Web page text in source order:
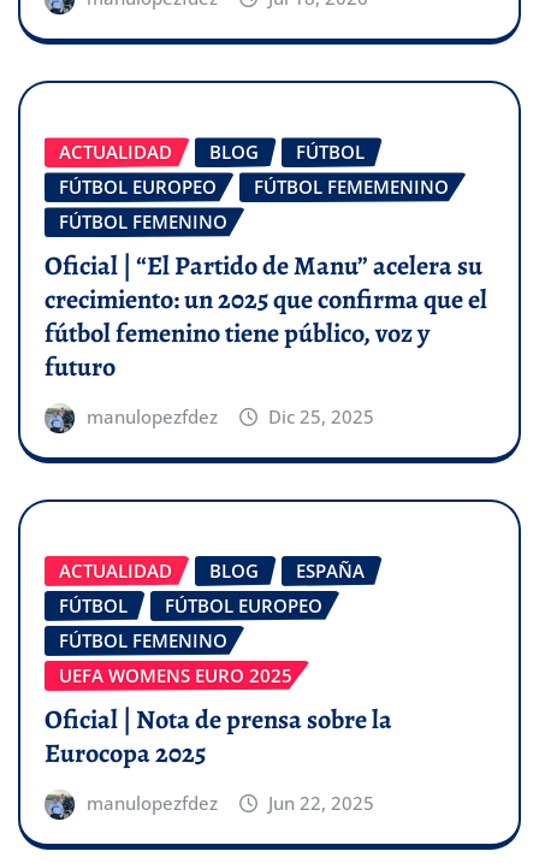
ACTUALIDAD BLOG
FÚTBOL
FÚTBOL EUROPEO
FÚTBOL FEMEMENINO
FÚTBOL FEMENINO
Oficial | “El Partido de Manu” acelera su
crecimiento: un 2025 que confirma que el
fútbol femenino tiene público, voz y
futuro
manulopezfdez Dic 25, 2025
ACTUALIDAD BLOG
ESPAÑA
FÚTBOL
FÚTBOL EUROPEO
FÚTBOL FEMENINO
UEFA WOMENS EURO 2025
Oficial | Nota de prensa sobre la
Eurocopa 2025
manulopezfdez Jun 22, 2025